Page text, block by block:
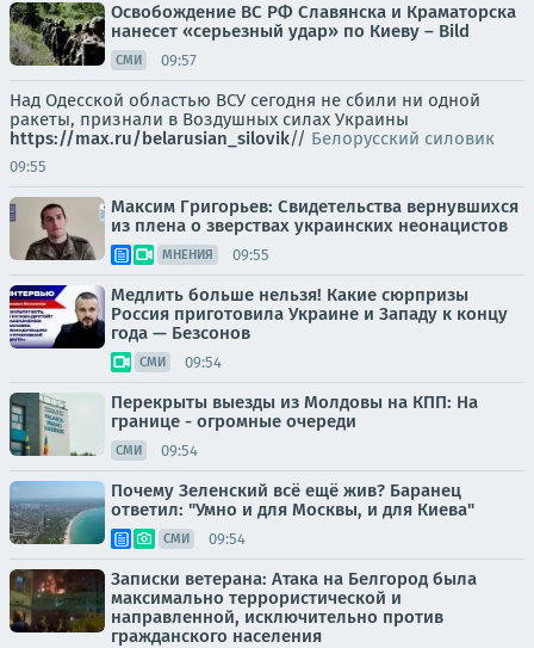
Освобождение ВС РФ Славянска и Краматорска
нанесет «серьезный удар» по Киеву – Bild
СМИ 09:57
Над Одесской областью ВСУ сегодня не сбили ни одной
ракеты, признали в Воздушных силах Украины
https://max.ru/belarusian_silovik// Белорусский силовик
09:55
Максим Григорьев: Свидетельства вернувшихся
из плена о зверствах украинских неонацистов
МНЕНИЯ 09:55
Медлить больше нельзя! Какие сюрпризы
Россия приготовила Украине и Западу к концу
года — Безсонов
СМИ 09:54
Перекрыты выезды из Молдовы на КПП: На
границе - огромные очереди
СМИ 09:54
Почему Зеленский всё ещё жив? Баранец
ответил: "Умно и для Москвы, и для Киева"
СМИ 09:54
Записки ветерана: Атака на Белгород была
максимально террористической и
направленной, исключительно против
гражданского населения